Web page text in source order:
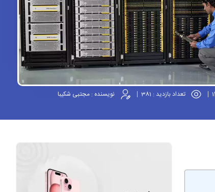
تعداد بازدید : 381 نویسنده : مجتبی شکیبا